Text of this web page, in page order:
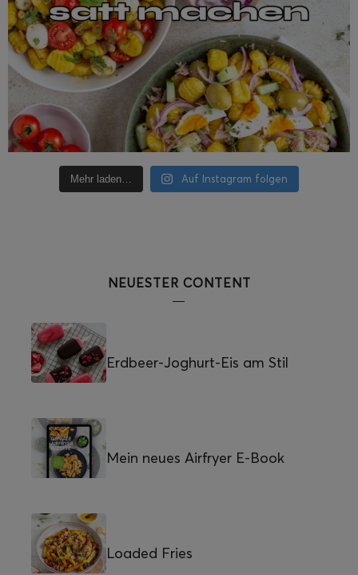
Mehr laden… Auf Instagram folgen
NEUESTER CONTENT
Erdbeer-Joghurt-Eis am Stil
Mein neues Airfryer E-Book
Loaded Fries